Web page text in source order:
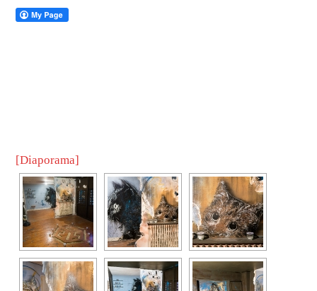
[Diaporama]